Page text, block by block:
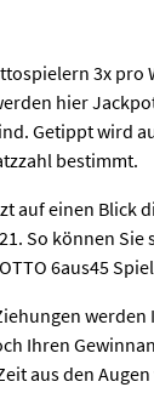
3x pro
hier
Getippt wird
bestimmt.
auf einen Blick
So können
6aus45
Ihren
aus den